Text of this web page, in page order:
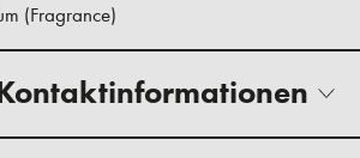
(Fragrance)